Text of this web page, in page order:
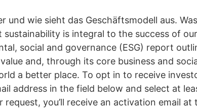
und wie sieht das Geschäftsmodell aus.
sustainability is integral to the success of
social and governance (ESG) report
and, through its core business and
a better place. To opt in to receive
address in the field below and select at
you’ll receive an activation email at